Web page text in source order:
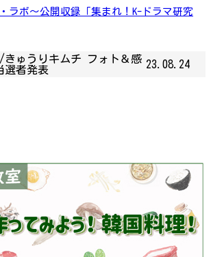
ラボ～公開収録「集まれ！K-ドラマ研究
きゅうりキムチ フォト＆感
選者発表
23.08.24